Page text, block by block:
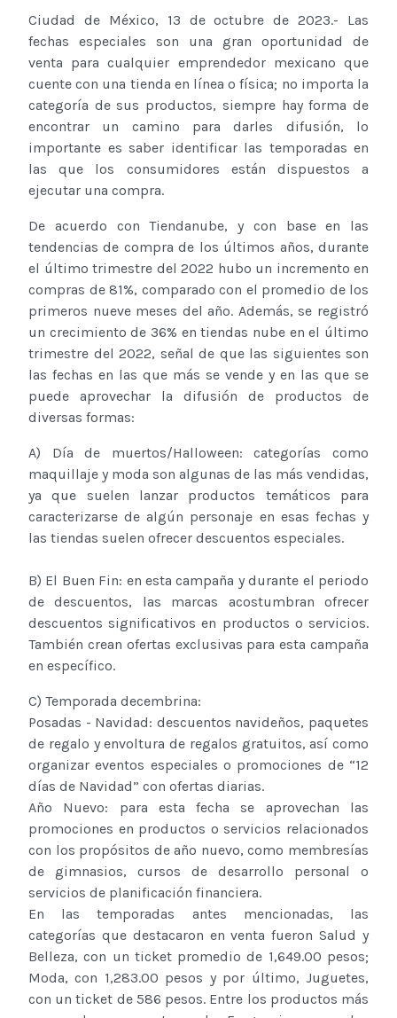
Ciudad de México, 13 de octubre de 2023.- Las
fechas especiales son una gran oportunidad de
venta para cualquier emprendedor mexicano que
cuente con una tienda en línea o física; no importa la
categoría de sus productos, siempre hay forma de
encontrar un camino para darles difusión, lo
importante es saber identificar las temporadas en
las que los consumidores están dispuestos a
ejecutar una compra.
De acuerdo con Tiendanube, y con base en las
tendencias de compra de los últimos años, durante
el último trimestre del 2022 hubo un incremento en
compras de 81%, comparado con el promedio de los
primeros nueve meses del año. Además, se registró
un crecimiento de 36% en tiendas nube en el último
trimestre del 2022, señal de que las siguientes son
las fechas en las que más se vende y en las que se
puede aprovechar la difusión de productos de
diversas formas:
A) Día de muertos/Halloween: categorías como
maquillaje y moda son algunas de las más vendidas,
ya que suelen lanzar productos temáticos para
caracterizarse de algún personaje en esas fechas y
las tiendas suelen ofrecer descuentos especiales.
B) El Buen Fin: en esta campaña y durante el periodo
de descuentos, las marcas acostumbran ofrecer
descuentos significativos en productos o servicios.
También crean ofertas exclusivas para esta campaña
en específico.
C) Temporada decembrina:
Posadas - Navidad: descuentos navideños, paquetes
de regalo y envoltura de regalos gratuitos, así como
organizar eventos especiales o promociones de “12
días de Navidad” con ofertas diarias.
Año Nuevo: para esta fecha se aprovechan las
promociones en productos o servicios relacionados
con los propósitos de año nuevo, como membresías
de gimnasios, cursos de desarrollo personal o
servicios de planificación financiera.
En las temporadas antes mencionadas, las
categorías que destacaron en venta fueron Salud y
Belleza, con un ticket promedio de 1,649.00 pesos;
Moda, con 1,283.00 pesos y por último, Juguetes,
con un ticket de 586 pesos. Entre los productos más